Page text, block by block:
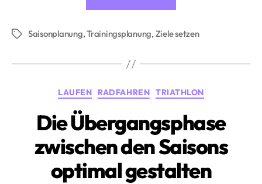
Alltag:
planst
deine
Saison
smart
mit
2PEAK»
Schlagwörter
Saisonplanung,Trainingsplanung,Ziele setzen
Kategorien
LAUFEN RADFAHREN TRIATHLON
Die Übergangsphase
zwischen den Saisons
optimal gestalten